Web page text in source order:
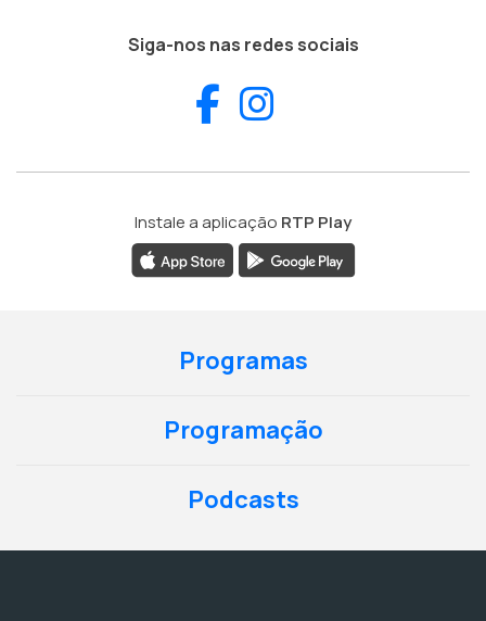
Siga-nos nas redes sociais
Facebook
Instale a aplicação RTP Play
Programas
Programação
Podcasts